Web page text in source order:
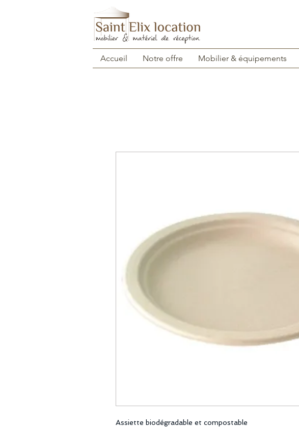
Accueil Notre offre Mobilier & équipements
Assiette biodégradable et compostable